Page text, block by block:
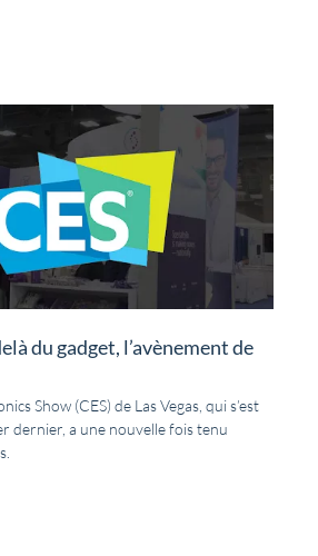
du gadget, l’avènement de
Show (CES) de Las Vegas, qui s’est
dernier, a une nouvelle fois tenu